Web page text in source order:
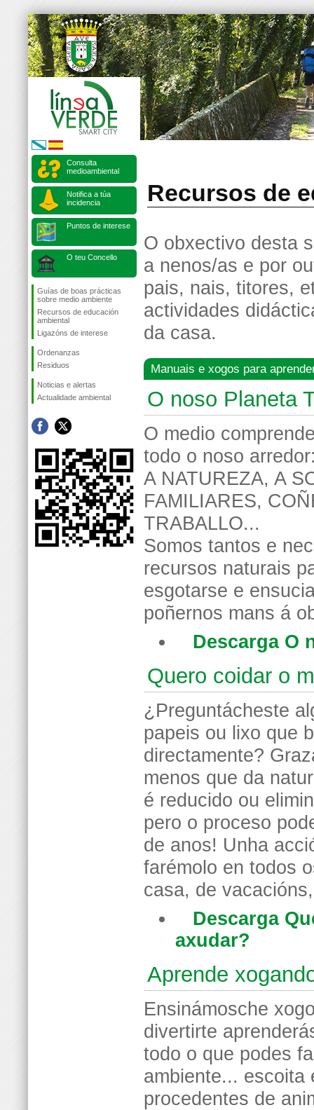
Consulta
medioambiental
Notifica a túa
incidencia
Puntos de interese
O teu Concello
Guías de boas prácticas
sobre medio ambiente
Recursos de educación
ambiental
Ligazóns de interese
Ordenanzas
Residuos
Noticias e alertas
Actualidade ambiental
Recursos de
O obxectivo desta
a nenos/as e por
pais, nais, titores,
actividades
da casa.
Manuais e xogos para
O noso Planeta
O medio
todo o noso
A NATUREZA, A
FAMILIARES,
TRABALLO...
Somos tantos e
recursos naturais
esgotarse e
poñernos mans á
Descarga O
Quero coidar o
¿Preguntácheste
papeis ou lixo que
directamente?
menos que da
é reducido ou
pero o proceso
de anos! Unha
farémolo en todos
casa, de
Descarga
axudar?
Aprende
Ensinámosche
divertirte
todo o que podes
ambiente... escoita
procedentes de